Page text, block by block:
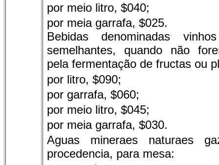
por meio litro, $040;
por meia garrafa, $025.
Bebidas denominadas
semelhantes, quando não
pela fermentação de fructas ou
por litro, $090;
por garrafa, $060;
por meio litro, $045;
por meia garrafa, $030.
Aguas mineraes naturaes
procedencia, para mesa: